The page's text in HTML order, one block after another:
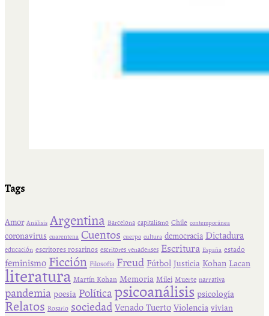
Tags
Amor Análisis Argentina Barcelona capitalismo Chile contemporánea
coronavirus cuarentena Cuentos cuerpo cultura democracia Dictadura
educación escritores rosarinos escritores venadenses Escritura España estado
feminismo Ficción Filosofía Freud Fútbol Justicia Kohan Lacan
literatura Martín Kohan Memoria Milei Muerte narrativa
pandemia poesía Política psicoanálisis psicología
Relatos Rosario sociedad Venado Tuerto Violencia vivian